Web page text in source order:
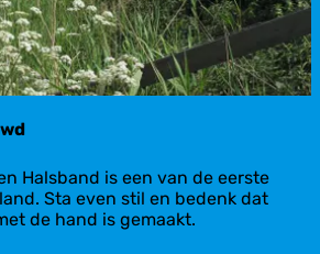
Halsband is een van de eerste
Sta even stil en bedenk dat
de hand is gemaakt.